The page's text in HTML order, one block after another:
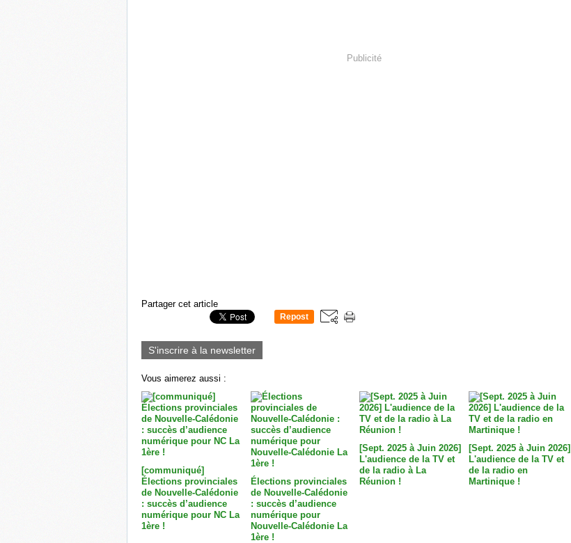
Publicité
Partager cet article
Repost
S'inscrire à la newsletter
Vous aimerez aussi :
[communiqué]
Élections provinciales
de Nouvelle-Calédonie
: succès d’audience
numérique pour NC La
1ère !
Élections provinciales
de Nouvelle-Calédonie
: succès d’audience
numérique pour
Nouvelle-Calédonie La
1ère !
[Sept. 2025 à Juin 2026]
L'audience de la TV et
de la radio à La
Réunion !
[Sept. 2025 à Juin 2026]
L'audience de la TV et
de la radio en
Martinique !